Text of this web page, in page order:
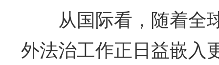
从国际看，随着全
外法治工作正日益嵌入